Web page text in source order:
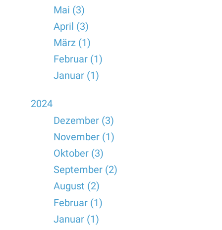
Mai (3)
April (3)
März (1)
Februar (1)
Januar (1)
2024
Dezember (3)
November (1)
Oktober (3)
September (2)
August (2)
Februar (1)
Januar (1)